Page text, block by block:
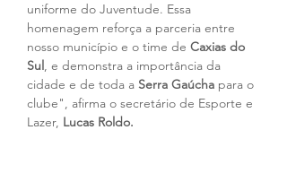
uniforme do Juventude. Essa
homenagem reforça a parceria entre
nosso município e o time de Caxias do
Sul, e demonstra a importância da
cidade e de toda a Serra Gaúcha para o
clube", afirma o secretário de Esporte e
Lazer, Lucas Roldo.